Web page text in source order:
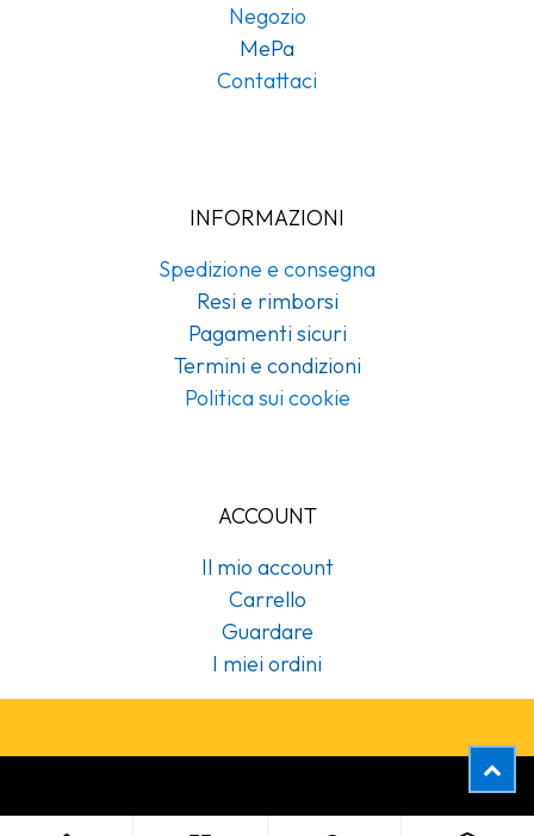
Negozio
MePa
Contattaci
INFORMAZIONI
Spedizione e consegna
Resi e rimborsi
Pagamenti sicuri
Termini e condizioni
Politica sui cookie
ACCOUNT
Il mio account
Carrello
Guardare
I miei ordini